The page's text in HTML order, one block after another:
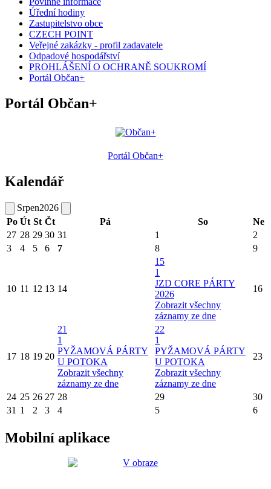
Úřední hodiny
Zastupitelstvo obce
CZECH POINT
Veřejné zakázky - profil zadavatele
Odpadové hospodářství
PROHLÁŠENÍ O OCHRANĚ SOUKROMÍ
Portál Občan+
Portál Občan+
Portál Občan+
Kalendář
Srpen2026
Po Út St Čt Pá So
Ne
27 28 29 30 31 1
2
3
4 5 6 7 8 9
10 11 12 13 14
15
1
JZD CORE PÁRTY
2026
Zobrazit všechny
záznamy ze dne
16
17 18 19 20
21
1
PYŽAMOVÁ PÁRTY
U POTOKA
Zobrazit všechny
záznamy ze dne
22
1
PYŽAMOVÁ PÁRTY
U POTOKA
Zobrazit všechny
záznamy ze dne
23
24 25 26 27 28 29
30
31 1 2 3 4 5 6
Mobilní aplikace